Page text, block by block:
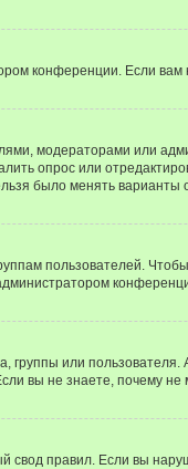
конференции. Если
модераторами или
опрос или
было менять варианты
пользователей.
или
вы не знаете, почему
свод правил. Если вы